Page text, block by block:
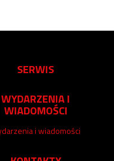
SERWIS
WYDARZENIA I
WIADOMOŚCI
i wiadomości